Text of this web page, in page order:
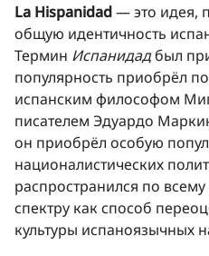
La Hispanidad— это идея,
общую идентичность
Термин Испанидадбыл
популярность приобрёл
испанским философом
писателем Эдуардо
он приобрёл особую
националистических
распространился по
спектру как способ
культуры испаноязычных